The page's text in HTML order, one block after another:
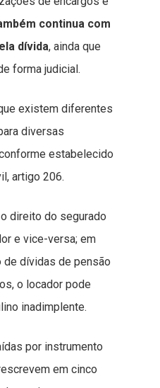
continua com
dívida, ainda que
forma judicial.
existem diferentes
diversas
estabelecido
artigo 206.
direito do segurado
e vice-versa; em
de dívidas de pensão
o locador pode
inadimplente.
por instrumento
em cinco